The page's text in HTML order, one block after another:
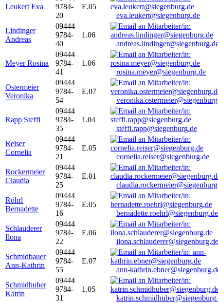
Leukert Eva
9784-
20
E.05
eva.leukert@siegenburg.de
Lindinger
Andreas
09444
9784-
40
1.06
Meyer Rosina
09444
9784-
41
1.06
rosina.meyer@siegenburg.de
Ostermeier
Veronika
09444
9784-
54
E.07
Rapp Steffi
09444
9784-
35
1.04
steffi.rapp@siegenburg.de
Reiser
Cornelia
09444
9784-
21
E.05
cornelia.reiser@siegenburg.de
Rockermeier
Claudia
09444
9784-
25
E.01
Röhrl
Bernadette
09444
9784-
16
E.05
bernadette.roehrl@siegenburg.de
Schlauderer
Ilona
09444
9784-
22
E.06
ilona.schlauderer@siegenburg.de
Schmidbauer
Ann-Kathrin
09444
9784-
55
E.07
ann-
Schmidhuber
Katrin
09444
9784-
31
1.05